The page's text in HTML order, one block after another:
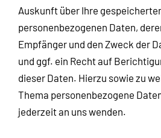
Auskunft über Ihre
personenbezogenen Daten,
Empfänger und den Zweck der
und ggf. ein Recht auf
dieser Daten. Hierzu sowie zu
Thema personenbezogene
jederzeit an uns wenden.